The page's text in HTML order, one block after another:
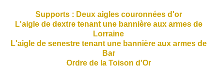
Supports : Deux aigles couronnées d'or
L'aigle de dextre tenant une bannière aux armes de
Lorraine
L'aigle de senestre tenant une bannière aux armes de
Bar
Ordre de la Toison d'Or